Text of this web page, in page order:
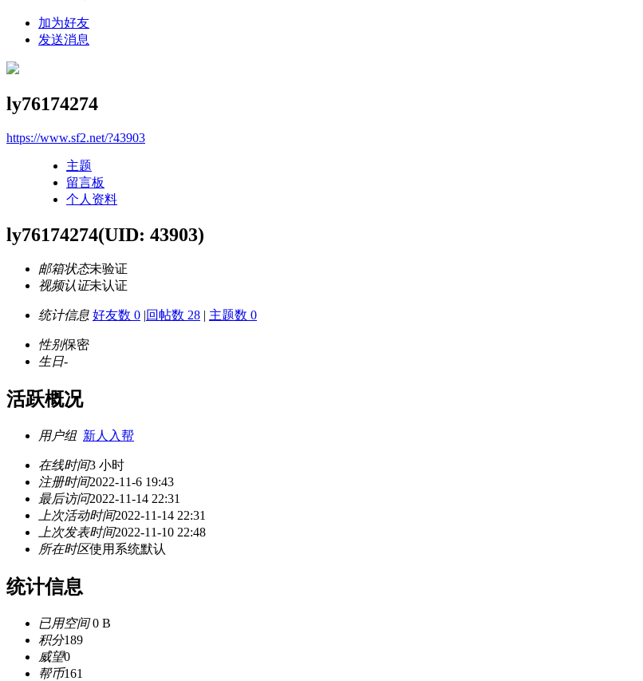
加为好友
发送消息
ly76174274
https://www.sf2.net/?43903
主题
留言板
个人资料
ly76174274(UID: 43903)
邮箱状态未验证
视频认证未认证
统计信息 好友数 0 |回帖数 28 | 主题数 0
性别保密
生日-
活跃概况
用户组 新人入帮
在线时间3 小时
注册时间2022-11-6 19:43
最后访问2022-11-14 22:31
上次活动时间2022-11-14 22:31
上次发表时间2022-11-10 22:48
所在时区使用系统默认
统计信息
已用空间0 B
积分189
威望0
帮币161